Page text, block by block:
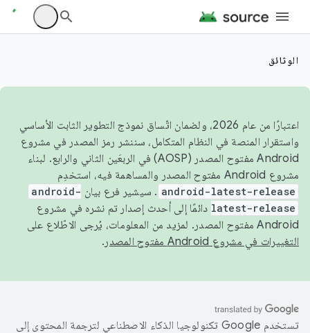
الوثائق
اعتبارًا من عام 2026، ولضمان اتّساق نموذج التطوير الثابت الأساسي
واستقرار المنصة في النظام المتكامل، سننشر رمز المصدر في مشروع
Android مفتوح المصدر (AOSP) في الربعَين الثاني والرابع. لبناء
مشروع Android مفتوح المصدر والمساهمة فيه، استخدِم
android-latest-release . سيشير فرع بيان android-
latest-release دائمًا إلى أحدث إصدار تم نشره في مشروع
Android مفتوح المصدر. لمزيد من المعلومات، يُرجى الاطّلاع على
التغييرات في مشروع Android مفتوح المصدر
.
تستخدم Google تكنولوجيا الذكاء الاصطناعي لترجمة المحتوى إلى